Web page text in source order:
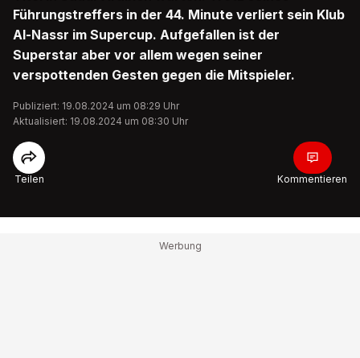
Führungstreffers in der 44. Minute verliert sein Klub
Al-Nassr im Supercup. Aufgefallen ist der
Superstar aber vor allem wegen seiner
verspottenden Gesten gegen die Mitspieler.
Publiziert: 19.08.2024 um 08:29 Uhr
Aktualisiert: 19.08.2024 um 08:30 Uhr
Teilen Kommentieren